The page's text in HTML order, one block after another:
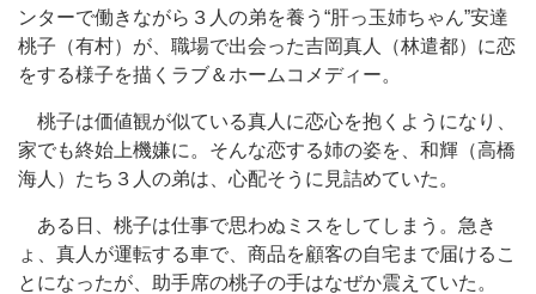
ンターで働きながら３人の弟を養う“肝っ玉姉ちゃん”安達
桃子（有村）が、職場で出会った吉岡真人（林遣都）に恋
をする様子を描くラブ＆ホームコメディー。
桃子は価値観が似ている真人に恋心を抱くようになり、
家でも終始上機嫌に。そんな恋する姉の姿を、和輝（高橋
海人）たち３人の弟は、心配そうに見詰めていた。
ある日、桃子は仕事で思わぬミスをしてしまう。急き
ょ、真人が運転する車で、商品を顧客の自宅まで届けるこ
とになったが、助手席の桃子の手はなぜか震えていた。